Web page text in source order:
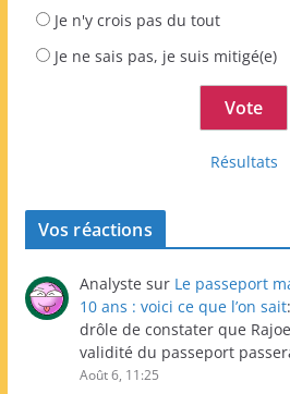
Je n'y crois pas du tout
Je ne sais pas, je suis mitigé(e)
Résultats
Vos réactions
Analyste sur Le passeport
10 ans : voici ce que l’on sait
drôle de constater que
validité du passeport
Août 6, 11:25